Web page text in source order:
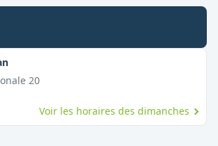
,
20
Voir les horaires des dimanches